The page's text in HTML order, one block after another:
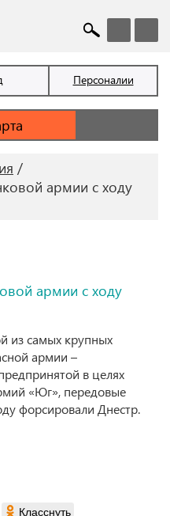
Персоналии
армии с ходу
армии с ходу
из самых крупных
армии –
в целях
«Юг», передовые
форсировали Днестр.
Класснуть